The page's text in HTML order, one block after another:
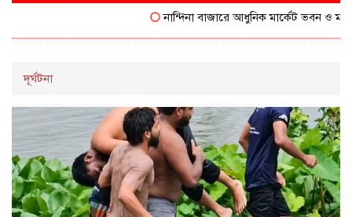
নান্দিনা বাজারে আধুনিক মার্কেট ভবন ও মাছ
দূর্ঘটনা